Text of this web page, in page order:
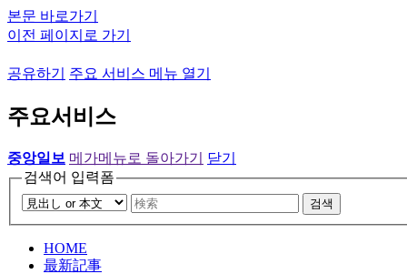
본문 바로가기
이전 페이지로 가기
공유하기 주요 서비스 메뉴 열기
주요서비스
중앙일보 메가메뉴로 돌아가기
닫기
검색어 입력폼
검색
HOME
最新記事